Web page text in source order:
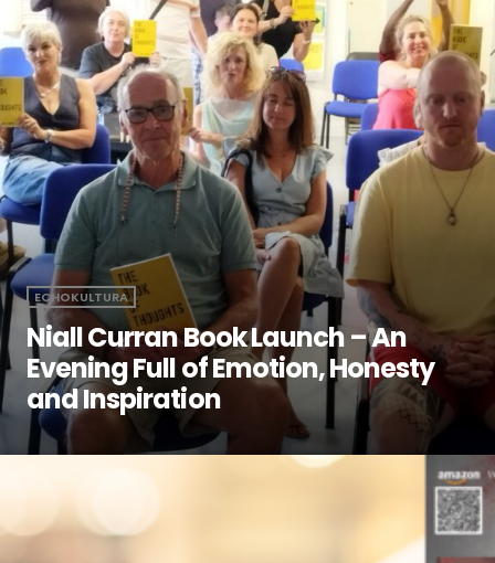
ECHOKULTURA
Niall Curran Book Launch – An
Evening Full of Emotion, Honesty
and Inspiration